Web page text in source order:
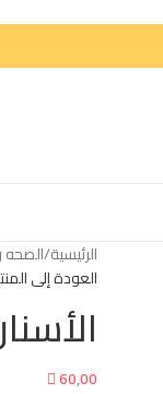
الرئيسية/الصحه
العودة إلى
60,00